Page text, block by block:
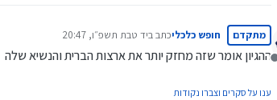
מנותק
מתקדם חופש כלכליכתב ביד טבת תשפ״ו, 20:47
נערך לאחרונה על ידי
ההגיון אומר שזה מחזק יותר את ארצות הברית והנשיא שלה
ענו על סקרים וצברו נקודות